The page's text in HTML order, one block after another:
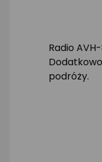
Radio
podróży.